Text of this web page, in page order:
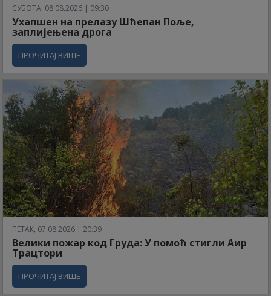
СУБОТА, 08.08.2026 | 09:30
Ухапшен на прелазу Шћепан Поље,
заплијењена дрога
ПРОЧИТАЈ ВИШЕ
ПЕТАК, 07.08.2026 | 20:39
Велики пожар код Груда: У помоћ стигли Аир
Трацтори
ПРОЧИТАЈ ВИШЕ